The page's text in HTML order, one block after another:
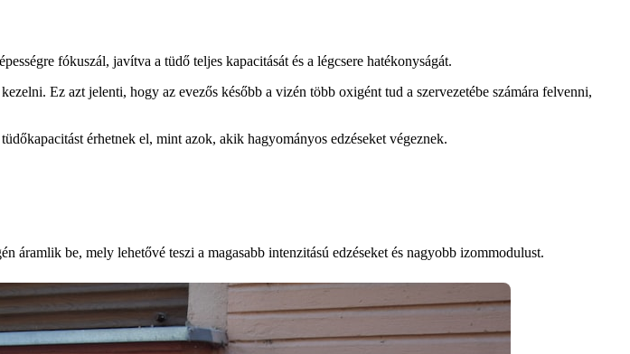
fókuszál, javítva a tüdő teljes kapacitását és a légcsere hatékonyságát.
Ez azt jelenti, hogy az evezős később a vizén több oxigént tud a szervezetébe számára felvenni,
érhetnek el, mint azok, akik hagyományos edzéseket végeznek.
áramlik be, mely lehetővé teszi a magasabb intenzitású edzéseket és nagyobb izommodulust.